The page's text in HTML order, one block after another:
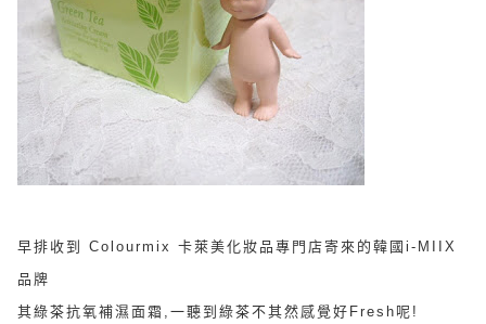
早排收到 Colourmix 卡萊美化妝品專門店寄來的 韓國i-MIIX
品牌
其綠茶抗氧補濕面霜,一聽到 綠茶不其然感覺好Fresh呢!